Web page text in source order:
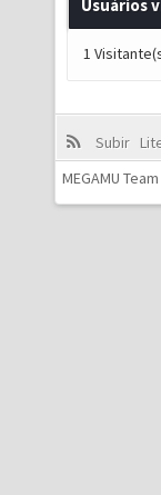
Usuários
1
Subir
MEGAMU